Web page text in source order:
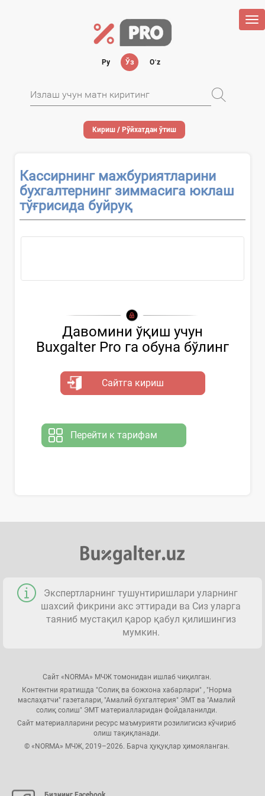
Ру Ўз Oʻz
Кириш / Рўйхатдан ўтиш
Кассирнинг мажбуриятларини
бухгалтернинг зиммасига юклаш
тўғрисида буйруқ
Давомини ўқиш учун
Buxgalter Pro га обуна бўлинг
Сайтга кириш
Перейти к тарифам
Экспертларнинг тушунтиришлари уларнинг
шахсий фикрини акс эттиради ва Сиз уларга
таяниб мустақил қарор қабул қилишингиз
мумкин.
Сайт «NORMA» МЧЖ томонидан ишлаб чиқилган.
Контентни яратишда "Солиқ ва божхона хабарлари" , "Норма
маслаҳатчи" газеталари, "Амалий бухгалтерия" ЭМТ ва "Амалий
солиқ солиш" ЭМТ материалларидан фойдаланилди.
Сайт материалларини ресурс маъмурияти розилигисиз кўчириб
олиш тақиқланади.
© «NORMA» МЧЖ, 2019–2026. Барча ҳуқуқлар ҳимояланган.